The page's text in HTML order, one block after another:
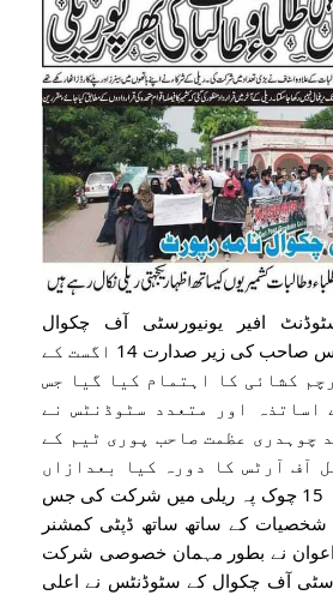
افیر یونیورسٹی آف چکوال
چوہدری عظمت منہاس صاحب کی زیر صدارت 14 اگست کے
کشائی کا اہتمام کیا گیا جس
اساتذہ اور متعدد سٹوڈنٹس نے
چوہدری عظمت صاحب پوری ٹیم کے
آف آرٹس کا دورہ کیا بعدازاں
پوری ٹیم کے ہمراہ 15 چوک پہ ریلی میں شرکت کی جس
شخصیات کے ساتھ ساتھ ڈپٹی کمشنر
نے بطور مہمان خصوصی شرکت
آف چکوال کے سٹوڈنٹس نے اعلی